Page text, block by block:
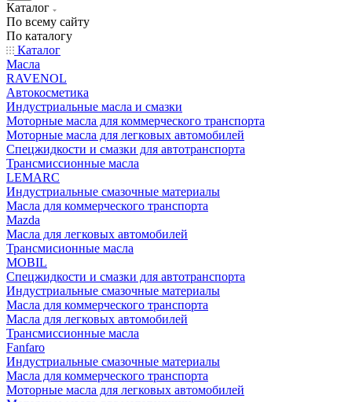
Каталог
По всему сайту
По каталогу
Каталог
Масла
RAVENOL
Автокосметика
Индустриальные масла и смазки
Моторные масла для коммерческого транспорта
Моторные масла для легковых автомобилей
Спецжидкости и смазки для автотранспорта
Трансмиссионные масла
LEMARC
Индустриальные смазочные материалы
Масла для коммерческого транспорта
Mazda
Масла для легковых автомобилей
Трансмисионные масла
MOBIL
Cпецжидкости и смазки для автотранспорта
Индустриальные смазочные материалы
Масла для коммерческого транспорта
Масла для легковых автомобилей
Трансмиссионные масла
Fanfaro
Индустриальные смазочные материалы
Масла для коммерческого транспорта
Моторные масла для легковых автомобилей